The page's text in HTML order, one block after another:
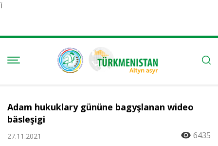
Ï
Adam hukuklary gününe bagyşlanan wideo
bäsleşigi
27.11.2021 6435